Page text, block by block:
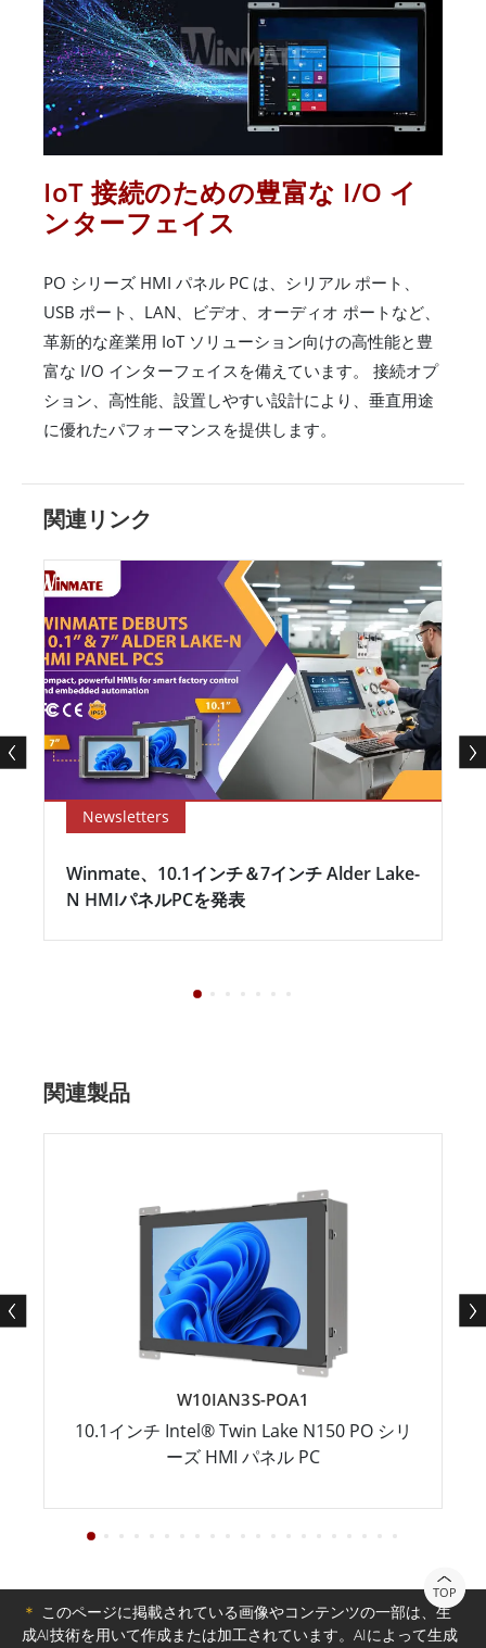
IoT 接続のための豊富な I/O イ
ンターフェイス
PO シリーズ HMI パネル PC は、シリアル ポート、
USB ポート、LAN、ビデオ、オーディオ ポートなど、
革新的な産業用 IoT ソリューション向けの高性能と豊
富な I/O インターフェイスを備えています。 接続オプ
ション、高性能、設置しやすい設計により、垂直用途
に優れたパフォーマンスを提供します。
関連リンク
Newsletters
Winmate、10.1インチ＆7インチ Alder Lake-
N HMIパネルPCを発表
関連製品
W10IAN3S-POA1
10.1インチ Intel® Twin Lake N150 PO シリ
ーズ HMI パネル PC
TOP
＊ このページに掲載されている画像やコンテンツの一部は、生
成AI技術を用いて作成または加工されています。AIによって生成